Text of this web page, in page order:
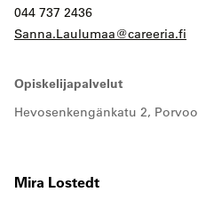
044 737 2436
Sanna.Laulumaa@careeria.fi
Opiskelijapalvelut
Hevosenkengänkatu 2, Porvoo
Mira Lostedt